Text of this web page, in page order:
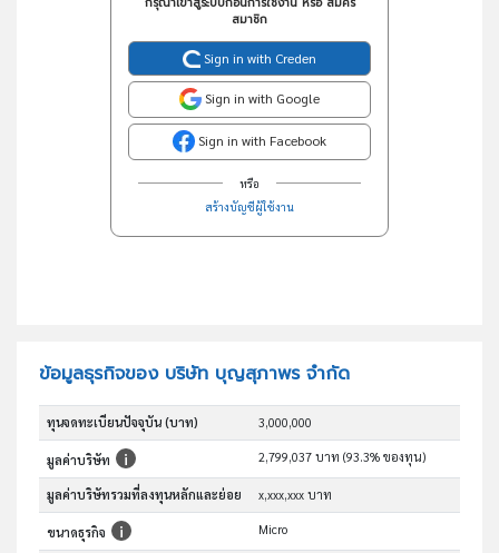
สมาชิก
Sign in with Creden
Sign in with Google
Sign in with Facebook
หรือ
สร้างบัญชีผู้ใช้งาน
ข้อมูลธุรกิจของ บริษัท บุญสุภาพร จำกัด
ทุนจดทะเบียนปัจจุบัน (บาท) 3,000,000
มูลค่าบริษัท 2,799,037 บาท (93.3% ของทุน)
มูลค่าบริษัทรวมที่ลงทุนหลักและย่อย x,xxx,xxx บาท
ขนาดธุรกิจ Micro